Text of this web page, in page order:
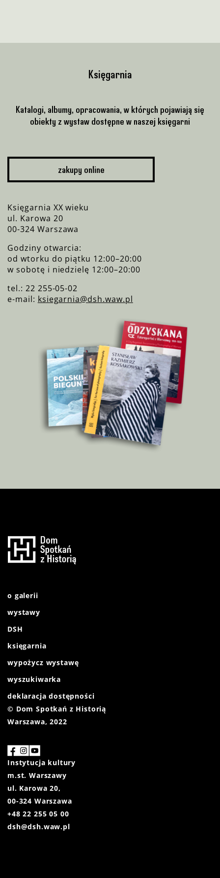
Księgarnia
Katalogi, albumy, opracowania, w których pojawiają się
obiekty z wystaw dostępne w naszej księgarni
zakupy online
Księgarnia XX wieku
ul. Karowa 20
00-324 Warszawa
Godziny otwarcia:
od wtorku do piątku 12:00–20:00
w sobotę i niedzielę 12:00–20:00
tel.: 22 255-05-02
e-mail: ksiegarnia@dsh.waw.pl
o galerii
wystawy
DSH
księgarnia
wypożycz wystawę
wyszukiwarka
deklaracja dostępności
© Dom Spotkań z Historią
Warszawa, 2022
Instytucja kultury
m.st. Warszawy
ul. Karowa 20,
00-324 Warszawa
+48 22 255 05 00
dsh@dsh.waw.pl